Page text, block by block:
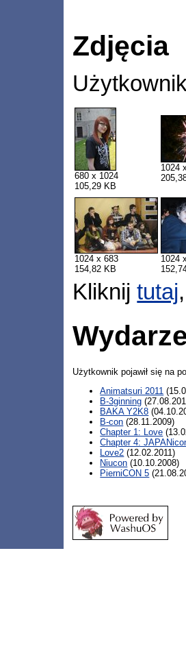
Zdjęcia
680 x 1024
105,29 KB
1024
1024 x 683
154,82 KB
1024
Kliknijtutaj
Użytkownik pojawił się na
Animatsuri 2011
B-3ginning
BAKA Y2K8
B-con (28.11.2009)
Chapter 1: Love
Chapter 4:
Love2 (12.02.2011)
Niucon (10.10.2008)
PierniCON 5